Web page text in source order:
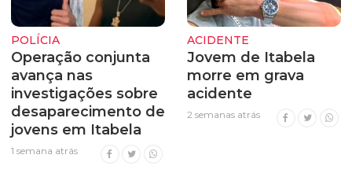
POLÍCIA
Operação conjunta
avança nas
investigações sobre
desaparecimento de
jovens em Itabela
1 semana atrás
ACIDENTE
Jovem de Itabela
morre em grava
acidente
2 semanas atrás